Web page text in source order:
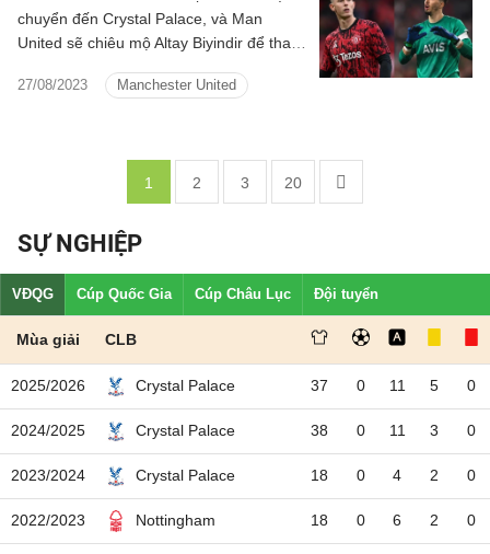
27/08/2023 Manchester United
chuyển đến Crystal Palace, và Man
United sẽ chiêu mộ Altay Biyindir để thay
1 2 3 20
SỰ NGHIỆP
VĐQG Cúp Quốc Gia Cúp Châu Lục Đội tuyển
Mùa giải CLB
2025/2026 Crystal Palace 37 0 11 5 0
2024/2025 Crystal Palace 38 0 11 3 0
2023/2024 Crystal Palace 18 0 4 2 0
2022/2023 Nottingham 18 0 6 2 0